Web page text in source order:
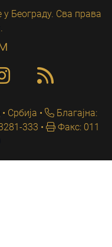
Београду. Сва права
Србија
Благајна:
333
Факс: 011